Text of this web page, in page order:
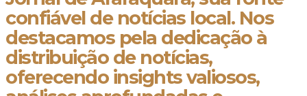
confiável de notícias local. Nos
destacamos pela dedicação à
distribuição de notícias,
oferecendo insights valiosos,